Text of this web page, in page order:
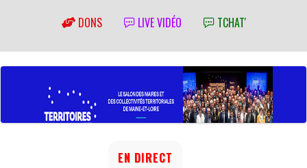
DONS LIVE VIDÉO TCHAT'
EN DIRECT